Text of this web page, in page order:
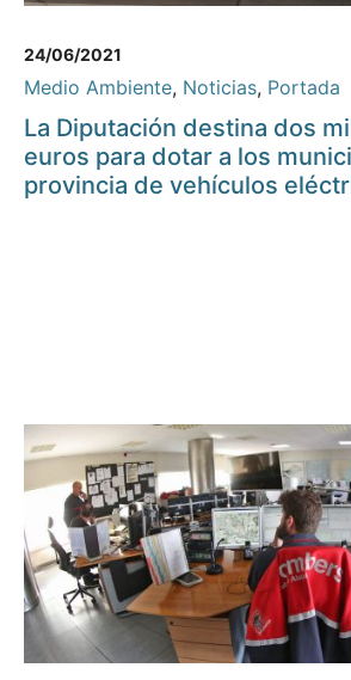
24/06/2021
Medio Ambiente, Noticias, Portada
La Diputación destina dos
euros para dotar a los
provincia de vehículos